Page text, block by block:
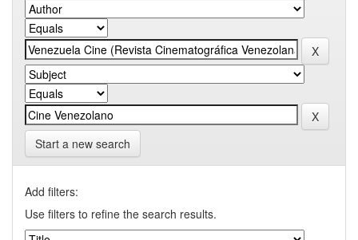
Start a new search
Add filters:
Use filters to refine the search results.